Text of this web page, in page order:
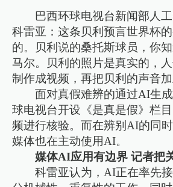
巴西环球电视台新闻部人
科雷亚：这条贝利预言世界杯
的。贝利说的桑托斯球员，你
马尔。贝利的照片是真实的，
制作成视频，再把贝利的声音加
面对真假难辨的通过AI生
球电视台开设《是真是假》栏
频进行核验。而在辨别AI的同
媒体也在主动使用AI。
媒体AI应用有边界 记者把
科雷亚认为，AI正在率先